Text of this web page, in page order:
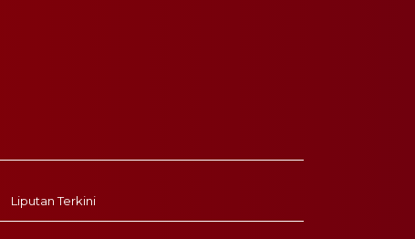
Liputan Terkini